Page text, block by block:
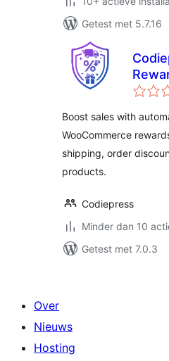
Getest met 5.7.16
Boost sales with
WooCommerce
shipping, order
products.
Codiepress
Minder dan 10
Getest met 7.0.3
Over
Nieuws
Hosting